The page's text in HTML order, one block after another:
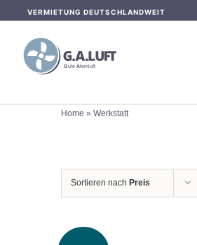
content
VERMIETUNG DEUTSCHLANDWEIT
Home » Werkstatt
Sortieren nach Preis